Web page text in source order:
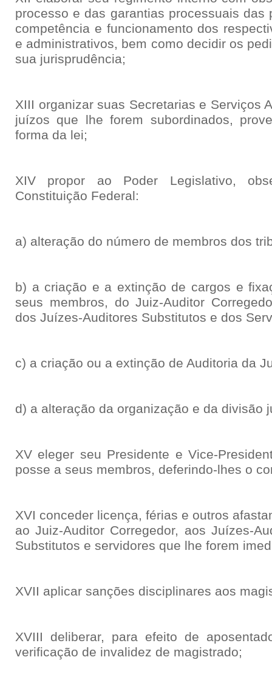
processo e das garantias processuais das
competência e funcionamento dos
e administrativos, bem como decidir os
sua jurisprudência;
XIII organizar suas Secretarias e Serviços
juízos que lhe forem subordinados,
forma da lei;
XIV propor ao Poder Legislativo,
Constituição Federal:
a) alteração do número de membros dos
b) a criação e a extinção de cargos e
seus membros, do Juiz-Auditor
dos Juízes-Auditores Substitutos e dos
c) a criação ou a extinção de Auditoria da
d) a alteração da organização e da divisão
XV eleger seu Presidente e Vice-
posse a seus membros, deferindo-lhes o
XVI conceder licença, férias e outros
ao Juiz-Auditor Corregedor, aos Juízes-
Substitutos e servidores que lhe forem
XVII aplicar sanções disciplinares aos
XVIII deliberar, para efeito de
verificação de invalidez de magistrado;